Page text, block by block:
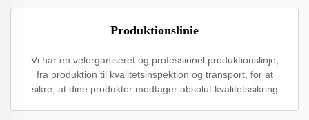
Produktionslinie
Vi har en velorganiseret og professionel produktionslinje,
fra produktion til kvalitetsinspektion og transport, for at
sikre, at dine produkter modtager absolut kvalitetssikring